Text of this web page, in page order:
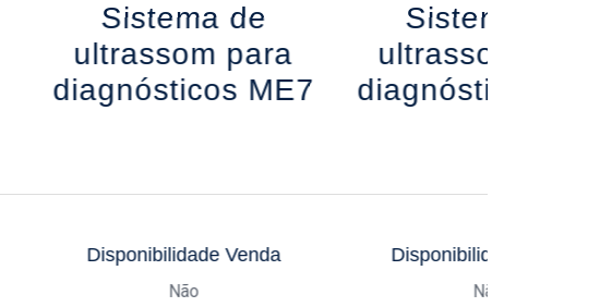
Sistema de
ultrassom para
diagnósticos ME7
Disponibilidade Venda
Não
Sistema de
ultrassom para
diagnósticos
Disponibilidade Venda
Não